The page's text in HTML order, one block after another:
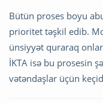
Bütün proses boyu
prioritet təşkil edib.
ünsiyyət quraraq
İKTA isə bu prosesin
vətəndaşlar üçün